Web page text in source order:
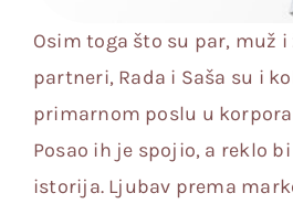
Osim toga što su par, muž i
partneri, Rada i Saša su i
primarnom poslu u
Posao ih je spojio, a reklo
istorija. Ljubav prema